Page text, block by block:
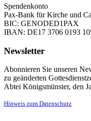
Spendenkonto
Pax-Bank für Kirche und
BIC: GENODED1PAX
IBAN: DE17 3706 0193
Newsletter
Abonnieren Sie unseren
zu geänderten
Abtei Königsmünster, den
Hinweis zum Datenschutz